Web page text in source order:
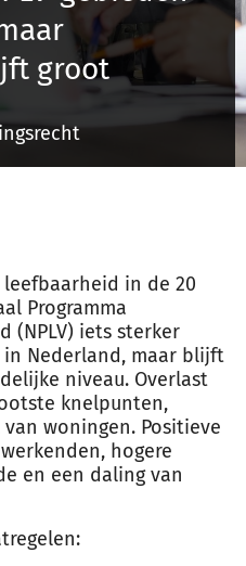
groot
leefbaarheid in de 20
Programma
(NPLV) iets sterker
Nederland, maar blijft
niveau. Overlast
knelpunten,
woningen. Positieve
hogere
en een daling van